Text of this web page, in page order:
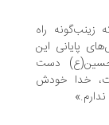
راه
این
دست
خودش